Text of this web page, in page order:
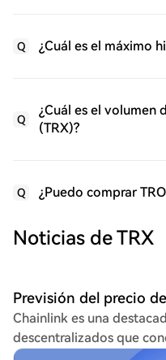
Q ¿Cuál es el máximo
Q
¿Cuál es el volumen
(TRX)?
Q ¿Puedo comprar
Noticias de TRX
Chainlink es una
descentralizados que